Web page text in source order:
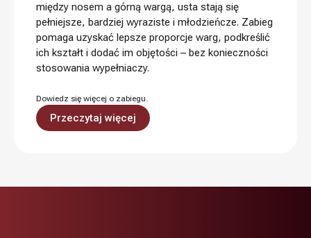
między nosem a górną wargą, usta stają się
pełniejsze, bardziej wyraziste i młodzieńcze. Zabieg
pomaga uzyskać lepsze proporcje warg, podkreślić
ich kształt i dodać im objętości – bez konieczności
stosowania wypełniaczy.
Dowiedz się więcej o zabiegu.
Przeczytaj więcej